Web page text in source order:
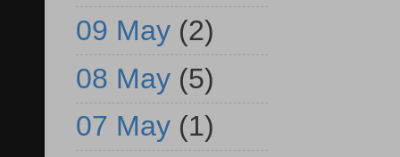
09 May (2)
08 May (5)
07 May (1)